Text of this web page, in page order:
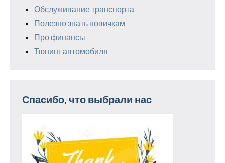
Обслуживание транспорта
Полезно знать новичкам
Про финансы
Тюнинг автомобиля
Спасибо, что выбрали нас